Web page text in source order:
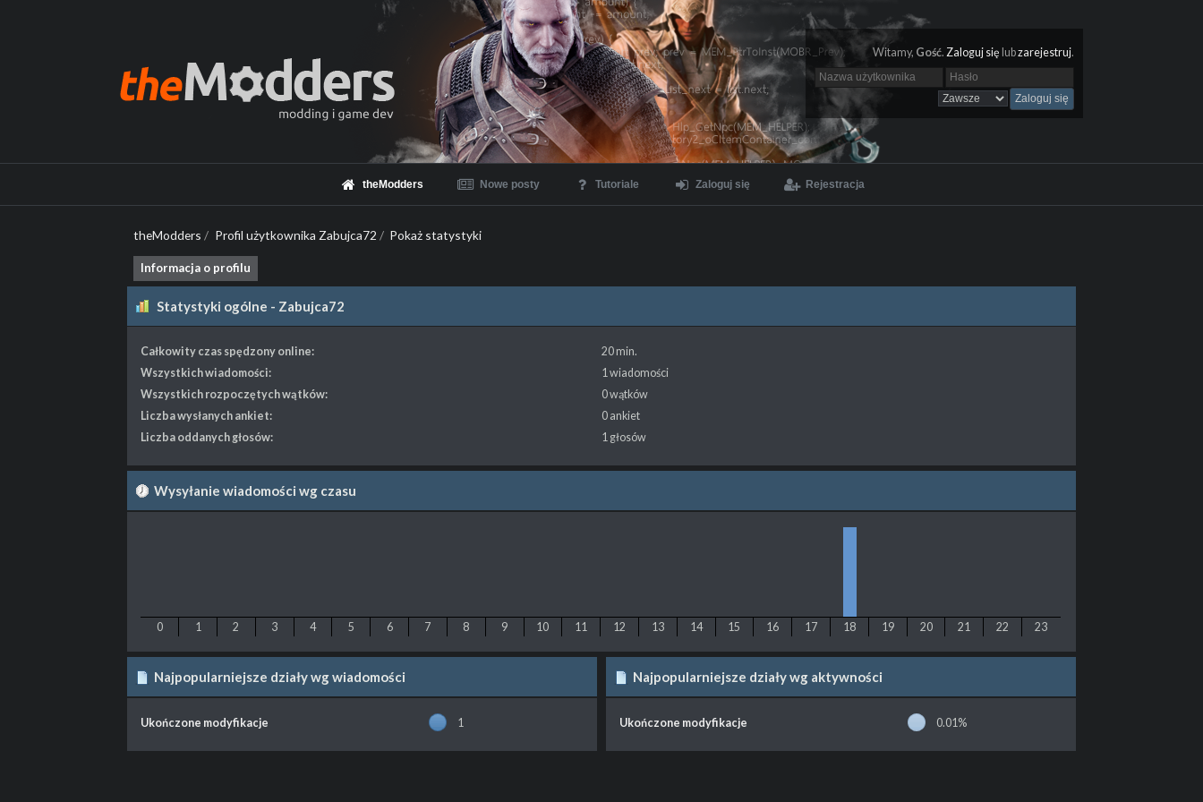
Witamy, Gość. Zaloguj się lubzarejestruj.
theModders Nowe posty Tutoriale Zaloguj się Rejestracja
theModders / Profil użytkownika Zabujca72 / Pokaż statystyki
Informacja o profilu
Statystyki ogólne - Zabujca72
Całkowity czas spędzony online:
20 min.
Wszystkich wiadomości:
1 wiadomości
Wszystkich rozpoczętych wątków:
0 wątków
Liczba wysłanych ankiet:
0 ankiet
Liczba oddanych głosów:
1 głosów
Wysyłanie wiadomości wg czasu
0 1 2 3 4 5 6 7 8 9 10 11 12 13 14 15 16 17 18 19 20 21 22 23
Najpopularniejsze działy wg wiadomości
Ukończone modyfikacje 1
Najpopularniejsze działy wg aktywności
Ukończone modyfikacje 0.01%